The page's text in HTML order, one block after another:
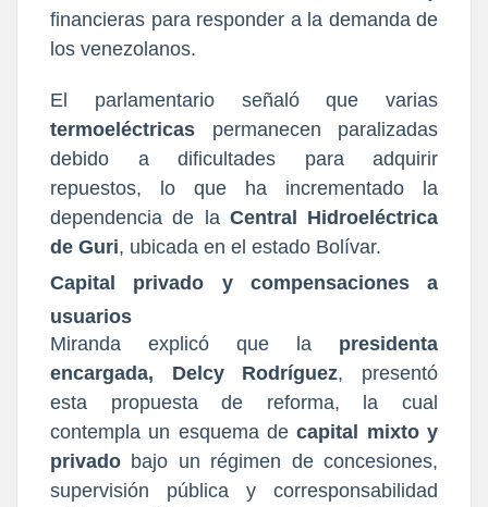
financieras para responder a la demanda de
los venezolanos.
El parlamentario señaló que varias
termoeléctricas
permanecen paralizadas
debido a dificultades para adquirir
repuestos, lo que ha incrementado la
dependencia de la Central Hidroeléctrica
de Guri, ubicada en el estado Bolívar.
Capital privado y compensaciones a
usuarios
Miranda explicó que la
presidenta
encargada, Delcy Rodríguez, presentó
esta propuesta de reforma, la cual
contempla un esquema de capital mixto y
privado bajo un régimen de concesiones,
supervisión pública y corresponsabilidad